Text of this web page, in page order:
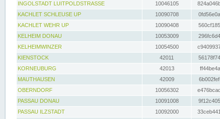
INGOLSTADT LUITPOLDSTRASSE
10046105
KACHLET SCHLEUSE UP
10090708
KACHLET WEHR UP
10090408
KELHEIM DONAU
10053009
KELHEIMWINZER
10054500
KIENSTOCK
42011
KORNEUBURG
42013
MAUTHAUSEN
42009
OBERNDORF
10056302
PASSAU DONAU
10091008
PASSAU ILZSTADT
10092000